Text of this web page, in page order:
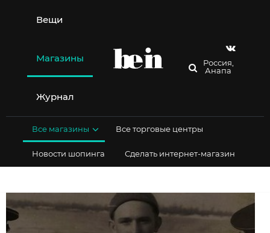
содержимому
Вещи
Магазины
Журнал
Россия,
Анапа
Все магазины Все торговые центры
Новости шопинга Сделать интернет-магазин